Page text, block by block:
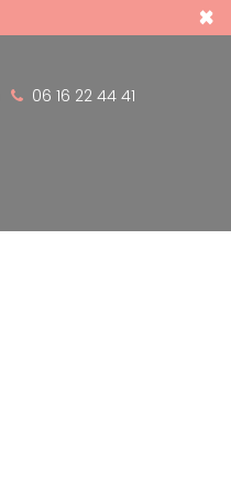
×
06 16 22 44 41